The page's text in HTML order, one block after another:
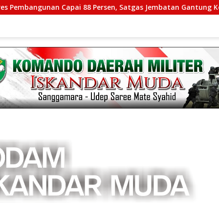
Capai 88 Persen, Satgas Jembatan Gantung Kodim 0108/